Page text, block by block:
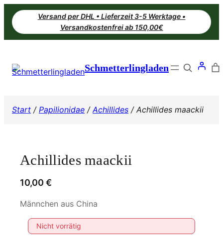
Zum
Inhalt
springen
Versand per DHL • Lieferzeit 3-5 Werktage •
Versandkostenfrei ab 150,00€
Schmetterlingladen Search
Start / Papilionidae /Achillides / Achillides maackii
Achillides maackii
10,00 €
Männchen aus China
Nicht vorrätig